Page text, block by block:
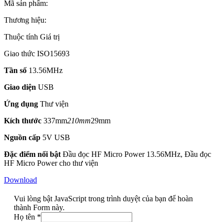
Mã sản phẩm:
Thương hiệu:
Thuộc tính Giá trị
Giao thức ISO15693
Tần số 13.56MHz
Giao diện USB
Ứng dụng Thư viện
Kích thước 337mm210mm29mm
Nguồn cấp 5V USB
Đặc điểm nổi bật Đầu đọc HF Micro Power 13.56MHz, Đầu đọc
HF Micro Power cho thư viện
Download
Vui lòng bật JavaScript trong trình duyệt của bạn để hoàn
thành Form này.
Họ tên *